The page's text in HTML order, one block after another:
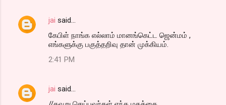
jai said…
கேபிள் நாங்க எல்லாம் மானங்கெட்ட ஜென்மம் ,
எங்களுக்கு பகுத்தறிவு தான் முக்கியம்.
2:41 PM
jai said…